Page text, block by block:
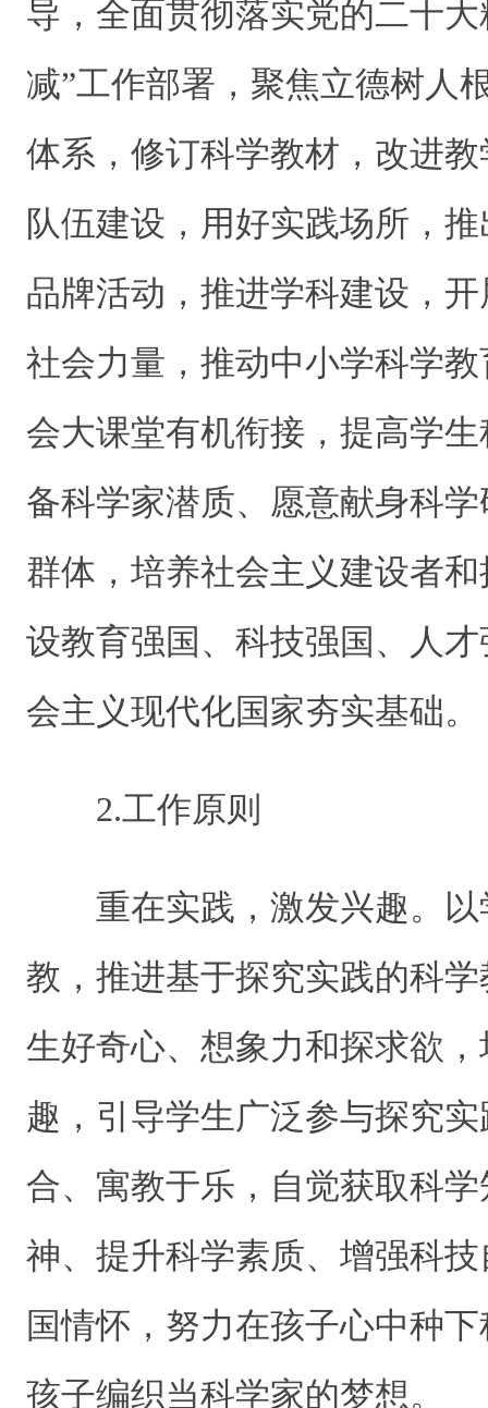
导，全面贯彻落实党的二十
减”工作部署，聚焦立德树人
体系，修订科学教材，改进
队伍建设，用好实践场所，
品牌活动，推进学科建设，
社会力量，推动中小学科学
会大课堂有机衔接，提高学
备科学家潜质、愿意献身科
群体，培养社会主义建设者
设教育强国、科技强国、人
会主义现代化国家夯实基础。
2.工作原则
重在实践，激发兴趣。
教，推进基于探究实践的科
生好奇心、想象力和探求欲
趣，引导学生广泛参与探究
合、寓教于乐，自觉获取科
神、提升科学素质、增强科
国情怀，努力在孩子心中种
孩子编织当科学家的梦想。